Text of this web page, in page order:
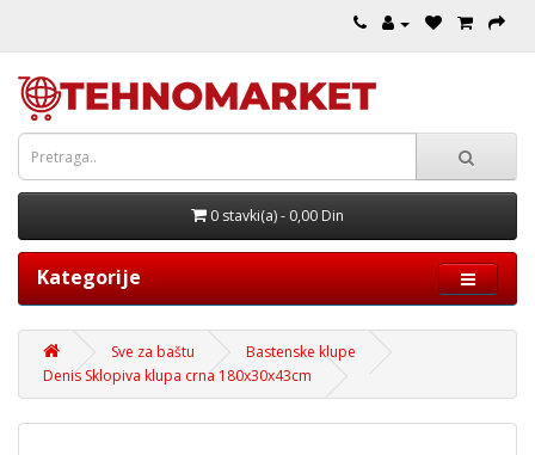
0 stavki(a) - 0,00 Din
Kategorije
Sve za baštu
Bastenske klupe
Denis Sklopiva klupa crna 180x30x43cm